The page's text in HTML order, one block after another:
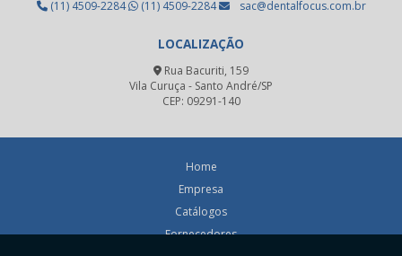
Resina fotopolimerizável dental
Resina fotopolimerizável odontológica
(11) 4509-2284 (11) 4509-2284 sac@dentalfocus.com.br
LOCALIZAÇÃO
Rua Bacuriti, 159
Vila Curuça - Santo André/SP
CEP: 09291-140
Home
Empresa
Catálogos
Fornecedores